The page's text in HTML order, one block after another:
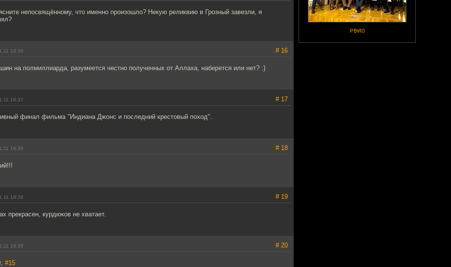
РВИО
непосвящённому, что именно произошло? Некую реликвию в Грозный завезли, я
18:36 # 16
на полмиллиарда, разумеется честно полученных от Аллаха, наберется или нет? :)
18:37 # 17
финал фильма "Индиана Джонс и последний крестовый поход".
18:38 # 18
18:38 # 19
прекрасен, курдюков не хватает.
18:38 # 20
#15